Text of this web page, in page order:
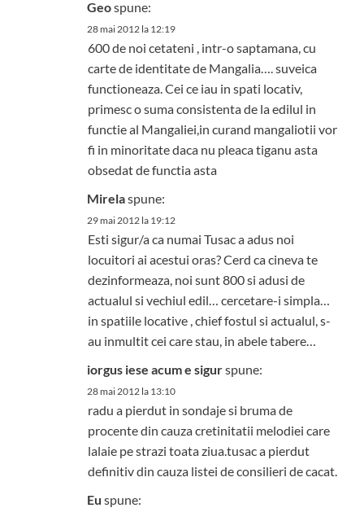
Geospune:
28 mai 2012 la 12:19
600 de noi cetateni , intr-o saptamana, cu
carte de identitate de Mangalia…. suveica
functioneaza. Cei ce iau in spati locativ,
primesc o suma consistenta de la edilul in
functie al Mangaliei,in curand mangaliotii vor
fi in minoritate daca nu pleaca tiganu asta
obsedat de functia asta
Mirelaspune:
29 mai 2012 la 19:12
Esti sigur/a ca numai Tusac a adus noi
locuitori ai acestui oras? Cerd ca cineva te
dezinformeaza, noi sunt 800 si adusi de
actualul si vechiul edil… cercetare-i simpla…
in spatiile locative , chief fostul si actualul, s-
au inmultit cei care stau, in abele tabere…
iorgus iese acum e sigurspune:
28 mai 2012 la 13:10
radu a pierdut in sondaje si bruma de
procente din cauza cretinitatii melodiei care
lalaie pe strazi toata ziua.tusac a pierdut
definitiv din cauza listei de consilieri de cacat.
Eu spune: